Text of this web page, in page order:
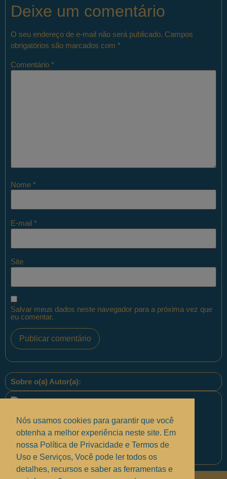
Deixe um comentário
O seu endereço de e-mail não será publicado. Campos
obrigatórios são marcados com *
Comentário *
Nome *
E-mail *
Site
Salvar meus dados neste navegador para a próxima vez que
eu comentar.
Sobre o(a) Autor(a):
Equipe PontoPM
Nós usamos cookies para garantir que você
obtenha a melhor experiência neste site. Em
nossa Política de Privacidade e Termos de
Uso e Serviços, Você pode ler todos os
detalhes, recursos e saber as ferramentas e